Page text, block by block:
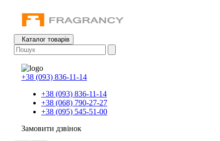
Каталог товарів
+38 (093) 836-11-14
+38 (093) 836-11-14
+38 (068) 790-27-27
+38 (095) 545-51-00
Замовити дзвінок